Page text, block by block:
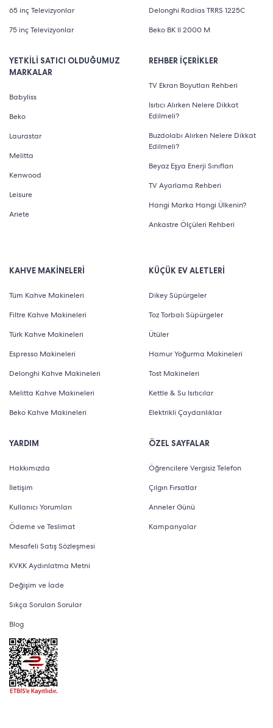
65 inç Televizyonlar
75 inç Televizyonlar
YETKİLİ SATICI OLDUĞUMUZ
MARKALAR
Babyliss
Beko
Laurastar
Melitta
Kenwood
Leisure
Ariete
Delonghi Radias TRRS 1225C
Beko BK II 2000 M
REHBER İÇERİKLER
TV Ekran Boyutları Rehberi
Isıtıcı Alırken Nelere Dikkat
Edilmeli?
Buzdolabı Alırken Nelere Dikkat
Edilmeli?
Beyaz Eşya Enerji Sınıfları
TV Ayarlama Rehberi
Hangi Marka Hangi Ülkenin?
Ankastre Ölçüleri Rehberi
KAHVE MAKİNELERİ
Tüm Kahve Makineleri
Filtre Kahve Makineleri
Türk Kahve Makineleri
Espresso Makineleri
Delonghi Kahve Makineleri
Melitta Kahve Makineleri
Beko Kahve Makineleri
YARDIM
Hakkımızda
İletişim
Kullanıcı Yorumları
Ödeme ve Teslimat
Mesafeli Satış Sözleşmesi
KVKK Aydınlatma Metni
Değişim ve İade
Sıkça Sorulan Sorular
Blog
KÜÇÜK EV ALETLERİ
Dikey Süpürgeler
Toz Torbalı Süpürgeler
Ütüler
Hamur Yoğurma Makineleri
Tost Makineleri
Kettle & Su Isıtıcılar
Elektrikli Çaydanlıklar
ÖZEL SAYFALAR
Öğrencilere Vergisiz Telefon
Çılgın Fırsatlar
Anneler Günü
Kampanyalar